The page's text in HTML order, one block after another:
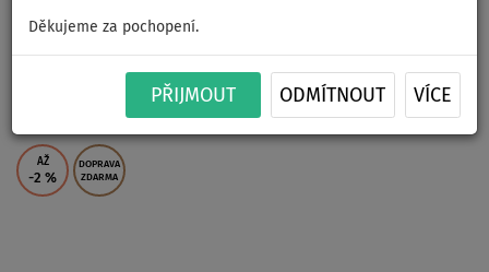
Děkujeme za pochopení.
PŘIJMOUT ODMÍTNOUT VÍCE
Tahadlo SPINERA ROCKET 3
třímístný nafukovací banán -
varianta: +tažné lano
AŽ
-2 %
DOPRAVA
ZDARMA